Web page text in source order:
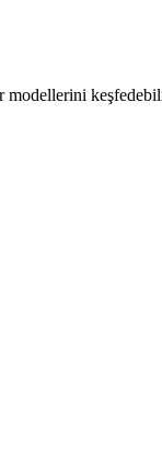
modellerini